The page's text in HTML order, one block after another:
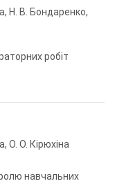
Н. В. Бондаренко,
робіт
О. О. Кірюхіна
навчальних